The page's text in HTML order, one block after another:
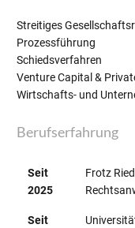
Streitiges
Prozessführung
Schiedsverfahren
Venture Capital &
Wirtschafts- und
Berufserfahrung
Seit
2025
Frotz
Seit